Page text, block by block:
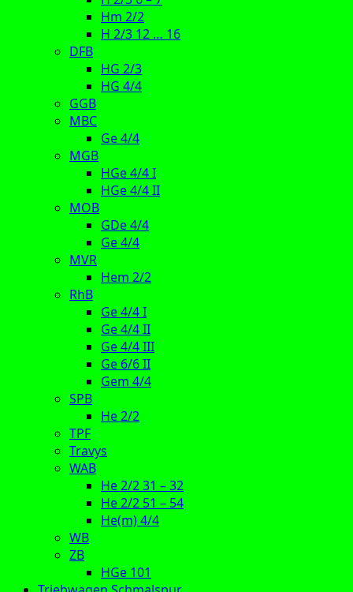
Hm 2/2
H 2/3 12 … 16
DFB
HG 2/3
HG 4/4
GGB
MBC
Ge 4/4
MGB
HGe 4/4 I
HGe 4/4 II
MOB
GDe 4/4
Ge 4/4
MVR
Hem 2/2
RhB
Ge 4/4 I
Ge 4/4 II
Ge 4/4 III
Ge 6/6 II
Gem 4/4
SPB
He 2/2
TPF
Travys
WAB
He 2/2 31 – 32
He 2/2 51 – 54
He(m) 4/4
WB
ZB
HGe 101